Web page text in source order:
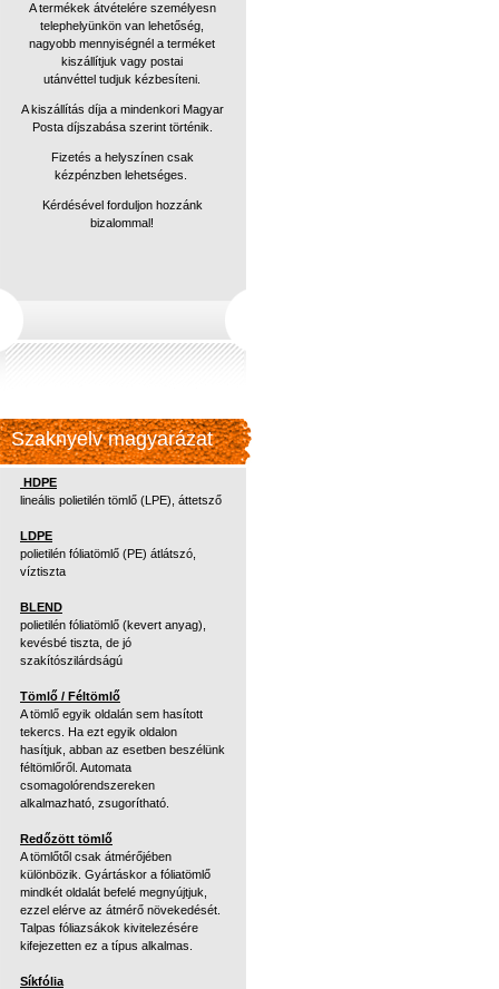
A termékek átvételére személyesn
telephelyünkön van lehetőség,
nagyobb mennyiségnél a terméket
kiszállítjuk vagy postai
utánvétteltudjuk kézbesíteni.
A kiszállítás díja a mindenkori Magyar
Posta díjszabása szerint történik.
Fizetés a helyszínen csak
kézpénzben lehetséges.
Kérdésével forduljon hozzánk
bizalommal!
Szaknyelv magyarázat
HDPE
lineális polietilén tömlő (LPE), áttetsző
LDPE
polietilén fóliatömlő (PE) átlátszó,
víztiszta
BLEND
polietilén fóliatömlő (kevert anyag),
kevésbé tiszta, de jó
szakítószilárdságú
Tömlő / Féltömlő
A tömlő egyik oldalán sem hasított
tekercs. Ha ezt egyik oldalon
hasítjuk, abban az esetben beszélünk
féltömlőről. Automata
csomagolórendszereken
alkalmazható, zsugorítható.
Redőzött tömlő
A tömlőtől csak átmérőjében
különbözik. Gyártáskor a fóliatömlő
mindkét oldalát befelé megnyújtjuk,
ezzel elérve az átmérő növekedését.
Talpas fóliazsákok kivitelezésére
kifejezetten ez a típus alkalmas.
Síkfólia